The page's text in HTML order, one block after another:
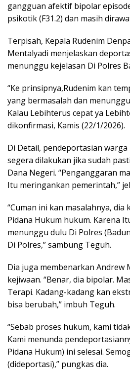
gangguan afektif bipolar
psikotik (F31.2) dan masih
Terpisah, Kepala Rudenim
Mentalyadi menjelaskan
menunggu kejelasan Di Polres
“Ke prinsipnya,Rudenim kan
yang bermasalah dan
Kalau Lebihterus cepat ya
dikonfirmasi, Kamis (22/1/2026).
Di Detail, pendeportasian
segera dilakukan jika sudah
Dana Negeri. “Penganggaran
Itu meringankan pemerintah,”
“Cuman ini kan masalahnya, dia
Pidana Hukum hukum. Karena
menunggu dulu Di Polres
Di Polres,” sambung Teguh.
Dia juga membenarkan Andrew
kejiwaan. “Benar, dia bipolar.
Terapi. Kadang-kadang kan
bisa berubah,” imbuh Teguh.
“Sebab proses hukum, kami
Kami menunda
Pidana Hukum) ini selesai.
(dideportasi),” pungkas dia.